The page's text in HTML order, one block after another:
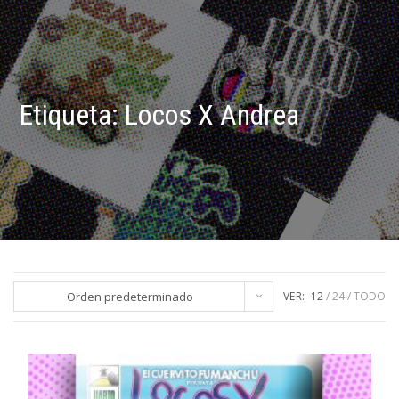
Etiqueta:Locos X Andrea
Orden predeterminado VER: 12 24 TODO